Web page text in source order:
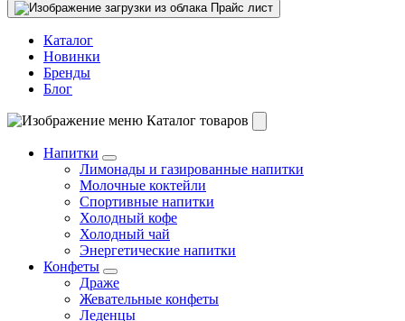
Прайс лист
Каталог
Новинки
Бренды
Блог
Каталог товаров
Напитки
Лимонады и газированные напитки
Молочные коктейли
Спортивные напитки
Холодный кофе
Холодный чай
Энергетические напитки
Конфеты
Драже
Жевательные конфеты
Леденцы